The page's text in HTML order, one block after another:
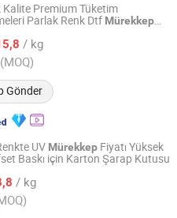
Kalite Premium Tüketim
Parlak Renk Dtf Mürekkep
/ kg
(MOQ)
Gönder
Co., Ltd.
2022
UV Mürekkep Fiyatı Yüksek
Baskı için Karton Şarap Kutusu
/ kg
Ltd.
Fiyat 2024